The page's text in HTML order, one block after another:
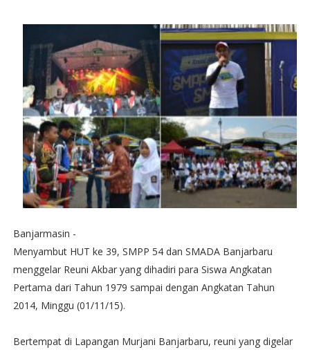
Banjarmasin -
Menyambut HUT ke 39, SMPP 54 dan SMADA Banjarbaru
menggelar Reuni Akbar yang dihadiri para Siswa Angkatan
Pertama dari Tahun 1979 sampai dengan Angkatan Tahun
2014, Minggu (01/11/15).
Bertempat di Lapangan Murjani Banjarbaru, reuni yang digelar